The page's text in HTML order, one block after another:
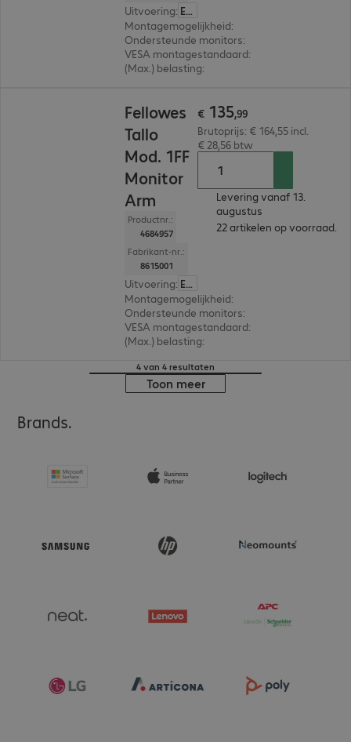
Uitvoering: Europa
Montagemogelijkheid:
Ondersteunde monitors:
VESA montagestandaard:
(Max.) belasting:
Fellowes
Tallo
Mod. 1FF
Monitor
Arm
Productnr.:
4684957
Fabrikant-nr.:
8615001
Uitvoering: Europa
Montagemogelijkheid:
Ondersteunde monitors:
VESA montagestandaard:
(Max.) belasting:
€ 135,99
Brutoprijs: € 164,55 incl.
€ 28,56 btw
Levering vanaf 13.
augustus
22 artikelen op voorraad.
4 van 4 resultaten
Toon meer
Brands.